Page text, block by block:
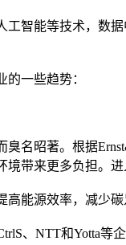
工智能等技术，数
的一些趋势：
臭名昭著。根据
带来更多负担。进
高能源效率，减少
、NTT和Yotta等